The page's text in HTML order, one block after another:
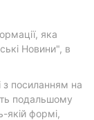
яка
Новини", в
з посиланням на
подальшому
якій формі,